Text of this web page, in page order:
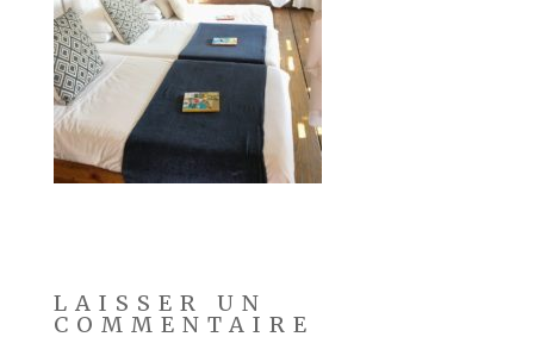
LAISSER UN
COMMENTAIRE